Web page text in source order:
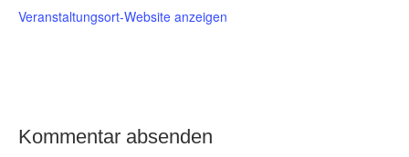
Veranstaltungsort-Website anzeigen
Kommentar absenden